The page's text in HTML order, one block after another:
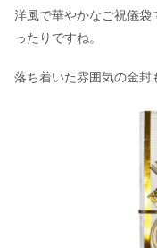
洋風で華やかなご祝儀
ったりですね。
落ち着いた雰囲気の金封